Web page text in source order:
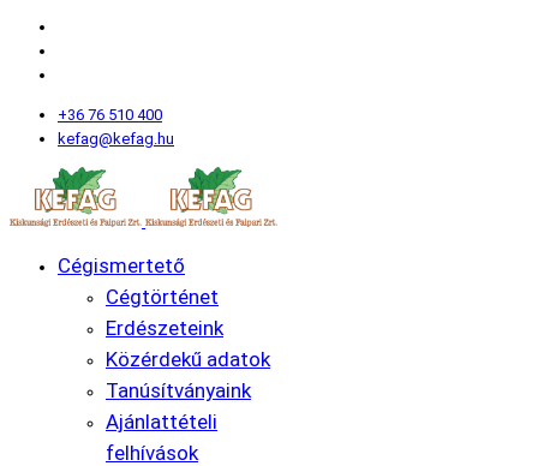
+36 76 510 400
kefag@kefag.hu
Cégismertető
Cégtörténet
Erdészeteink
Közérdekű adatok
Tanúsítványaink
Ajánlattételi
felhívások